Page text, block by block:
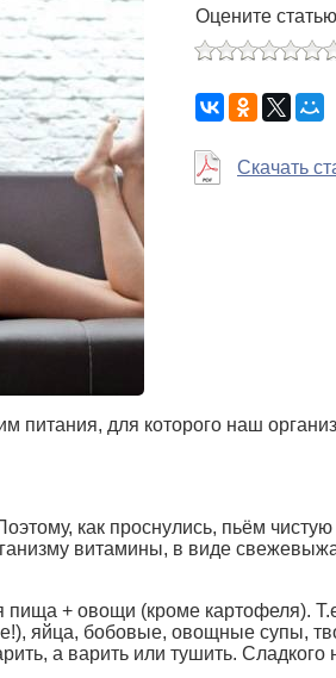
Оцените
Скачать
питания, для которого наш
как проснулись, пьём
витамины, в виде
пища + овощи (кроме картофеля).
яйца, бобовые, овощные супы,
а варить или тушить. Сладкого